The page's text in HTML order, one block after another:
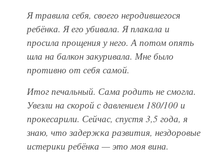
Я травила себя, своего неродившегося
ребёнка. Я его убивала. Я плакала и
просила прощения у него. А потом опять
шла на балкон закуривала. Мне было
противно от себя самой.
Итог печальный. Сама родить не смогла.
Увезли на скорой с давлением 180/100 и
прокесарили. Сейчас, спустя 3,5 года, я
знаю, что задержка развития, нездоровые
истерики ребёнка — это моя вина.